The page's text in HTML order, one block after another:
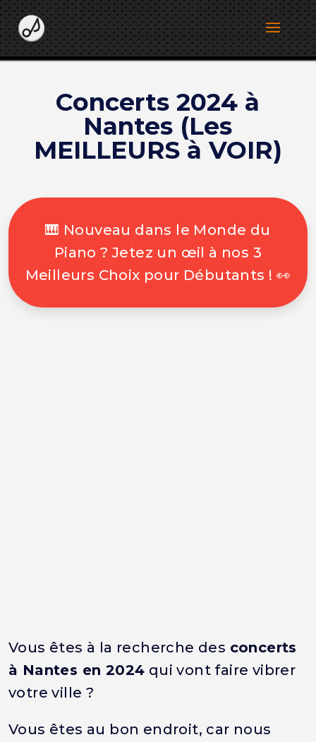
Concerts 2024 à
Nantes (Les
MEILLEURS à VOIR)
🎹 Nouveau dans le Monde du
Piano ? Jetez un œil à nos 3
Meilleurs Choix pour Débutants ! 👀
Vous êtes à la recherche des concerts
à Nantes en 2024 qui vont faire vibrer
votre ville ?
Vous êtes au bon endroit, car nous